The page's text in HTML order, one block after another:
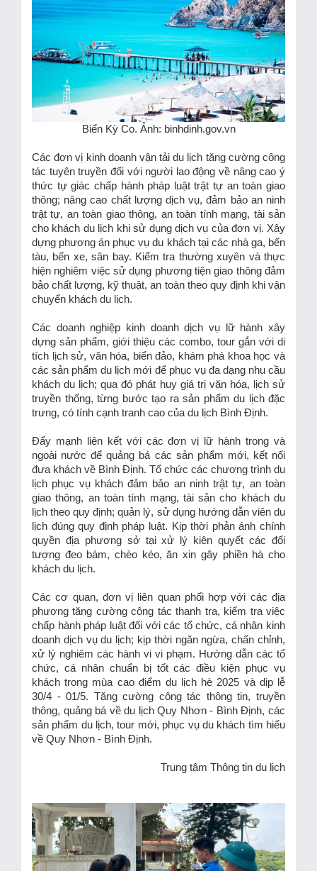
Biển Kỳ Co. Ảnh: binhdinh.gov.vn
Các đơn vị kinh doanh vận tải du lịch tăng cường công
tác tuyên truyền đối với người lao động về nâng cao ý
thức tự giác chấp hành pháp luật trật tự an toàn giao
thông; nâng cao chất lượng dịch vụ, đảm bảo an ninh
trật tự, an toàn giao thông, an toàn tính mạng, tài sản
cho khách du lịch khi sử dụng dịch vụ của đơn vị. Xây
dựng phương án phục vụ du khách tại các nhà ga, bến
tàu, bến xe, sân bay. Kiểm tra thường xuyên và thực
hiện nghiêm việc sử dụng phương tiện giao thông đảm
bảo chất lượng, kỹ thuật, an toàn theo quy định khi vận
chuyển khách du lịch.
Các doanh nghiệp kinh doanh dịch vụ lữ hành xây
dựng sản phẩm, giới thiệu các combo, tour gắn với di
tích lịch sử, văn hóa, biển đảo, khám phá khoa học và
các sản phẩm du lịch mới để phục vụ đa dạng nhu cầu
khách du lịch; qua đó phát huy giá trị văn hóa, lịch sử
truyền thống, từng bước tạo ra sản phẩm du lịch đặc
trưng, có tính cạnh tranh cao của du lịch Bình Định.
Đẩy mạnh liên kết với các đơn vị lữ hành trong và
ngoài nước để quảng bá các sản phẩm mới, kết nối
đưa khách về Bình Định. Tổ chức các chương trình du
lịch phục vụ khách đảm bảo an ninh trật tự, an toàn
giao thông, an toàn tính mạng, tài sản cho khách du
lịch theo quy định; quản lý, sử dụng hướng dẫn viên du
lịch đúng quy định pháp luật. Kịp thời phản ánh chính
quyền địa phương sở tại xử lý kiên quyết các đối
tượng đeo bám, chèo kéo, ăn xin gây phiền hà cho
khách du lịch.
Các cơ quan, đơn vị liên quan phối hợp với các địa
phương tăng cường công tác thanh tra, kiểm tra việc
chấp hành pháp luật đối với các tổ chức, cá nhân kinh
doanh dịch vụ du lịch; kịp thời ngăn ngừa, chấn chỉnh,
xử lý nghiêm các hành vi vi phạm. Hướng dẫn các tổ
chức, cá nhân chuẩn bị tốt các điều kiện phục vụ
khách trong mùa cao điểm du lịch hè 2025 và dịp lễ
30/4 - 01/5. Tăng cường công tác thông tin, truyền
thông, quảng bá về du lịch Quy Nhơn - Bình Định, các
sản phẩm du lịch, tour mới, phục vụ du khách tìm hiểu
về Quy Nhơn - Bình Định.
Trung tâm Thông tin du lịch
TIN KHÁC